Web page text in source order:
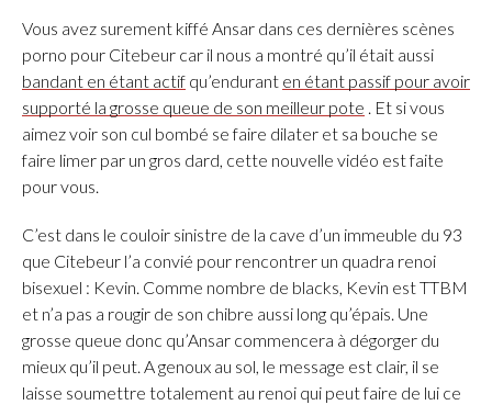
Vous avez surement kiffé Ansar dans ces dernières scènes
porno pour Citebeur car il nous a montré qu’il était aussi
bandant en étant actif qu’endurant en étant passif pour avoir
supporté la grosse queue de son meilleur pote . Et si vous
aimez voir son cul bombé se faire dilater et sa bouche se
faire limer par un gros dard, cette nouvelle vidéo est faite
pour vous.
C’est dans le couloir sinistre de la cave d’un immeuble du 93
que Citebeur l’a convié pour rencontrer un quadra renoi
bisexuel : Kevin. Comme nombre de blacks, Kevin est TTBM
et n’a pas a rougir de son chibre aussi long qu’épais. Une
grosse queue donc qu’Ansar commencera à dégorger du
mieux qu’il peut. A genoux au sol, le message est clair, il se
laisse soumettre totalement au renoi qui peut faire de lui ce